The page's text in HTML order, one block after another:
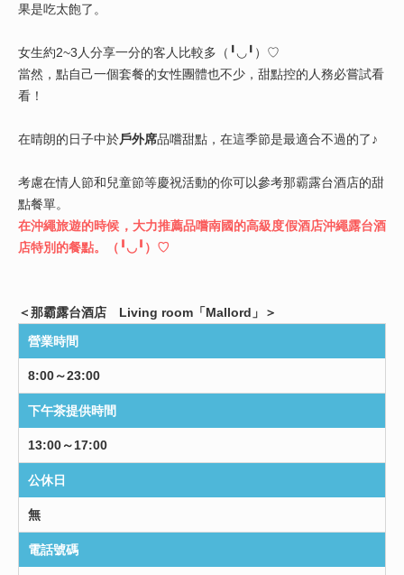
果是吃太飽了。
女生約2~3人分享一分的客人比較多（╹◡╹）♡
當然，點自己一個套餐的女性團體也不少，甜點控的人務必嘗試看
看！
在晴朗的日子中於戶外席品嚐甜點，在這季節是最適合不過的了♪
考慮在情人節和兒童節等慶祝活動的你可以參考那霸露台酒店的甜
點餐單。
在沖繩旅遊的時候，大力推薦品嚐南國的高級度假酒店沖繩露台酒
店特別的餐點。（╹◡╹）♡
＜那霸露台酒店 Living room「Mallord」＞
營業時間
8:00～23:00
下午茶提供時間
13:00～17:00
公休日
無
電話號碼